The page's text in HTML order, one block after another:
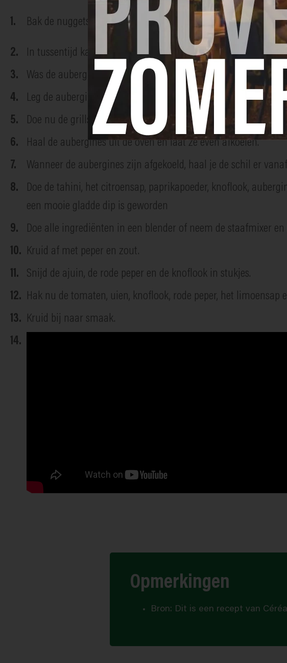
Bak de nuggets 10 minuten in de oven op 200°C.
In tussentijd kan je aan de dipjes beginnen:
Was de aubergines en prik rondom gaatjes in het vel met een
Leg de aubergines in je oven en zet de grillstand aan. Laat ze
Doe nu de grillstand van je oven uit en laat de aubergines nog
Haal de aubergines uit de oven en laat ze even afkoelen.
Wanneer de aubergines zijn afgekoeld, haal je de schil er
Doe de tahini, het citroensap, paprikapoeder, knoflook,
een mooie gladde dip is geworden
Doe alle ingrediënten in een blender of neem de staafmixer
Kruid af met peper en zout.
Snijd de ajuin, de rode peper en de knoflook in stukjes.
Hak nu de tomaten, uien, knoflook, rode peper, het limoensap
Kruid bij naar smaak.
Opmerkingen
Bron: Dit is een recept van